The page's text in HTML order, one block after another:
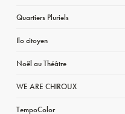
Quartiers Pluriels
Ilo citoyen
Noël au Théâtre
WE ARE CHIROUX
TempoColor